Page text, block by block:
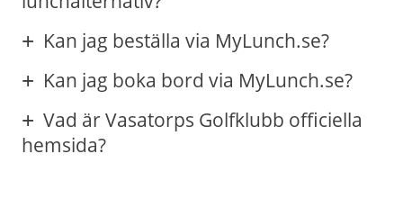
Kan jag beställa via MyLunch.se?
Kan jag boka bord via MyLunch.se?
Vad är Vasatorps Golfklubb officiella
hemsida?